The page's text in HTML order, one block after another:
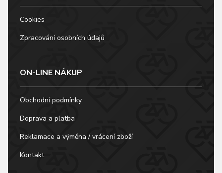
Cookies
Zpracování osobních údajů
ON-LINE NÁKUP
Obchodní podmínky
Doprava a platba
Reklamace a výměna / vrácení zboží
Kontakt